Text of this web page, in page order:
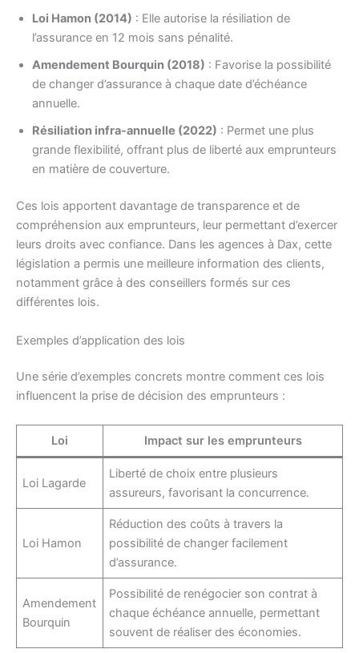
Loi Hamon (2014) : Elle autorise la résiliation de
l’assurance en 12 mois sans pénalité.
Amendement Bourquin (2018) : Favorise la possibilité
de changer d’assurance à chaque date d’échéance
annuelle.
Résiliation infra-annuelle (2022) : Permet une plus
grande flexibilité, offrant plus de liberté aux emprunteurs
en matière de couverture.
Ces lois apportent davantage de transparence et de
compréhension aux emprunteurs, leur permettant d’exercer
leurs droits avec confiance. Dans les agences à Dax, cette
législation a permis une meilleure information des clients,
notamment grâce à des conseillers formés sur ces
différentes lois.
Exemples d’application des lois
Une série d’exemples concrets montre comment ces lois
influencent la prise de décision des emprunteurs :
Loi Impact sur les emprunteurs
Loi Lagarde
Liberté de choix entre plusieurs
assureurs, favorisant la concurrence.
Loi Hamon
Réduction des coûts à travers la
possibilité de changer facilement
d’assurance.
Amendement
Bourquin
Possibilité de renégocier son contrat à
chaque échéance annuelle, permettant
souvent de réaliser des économies.